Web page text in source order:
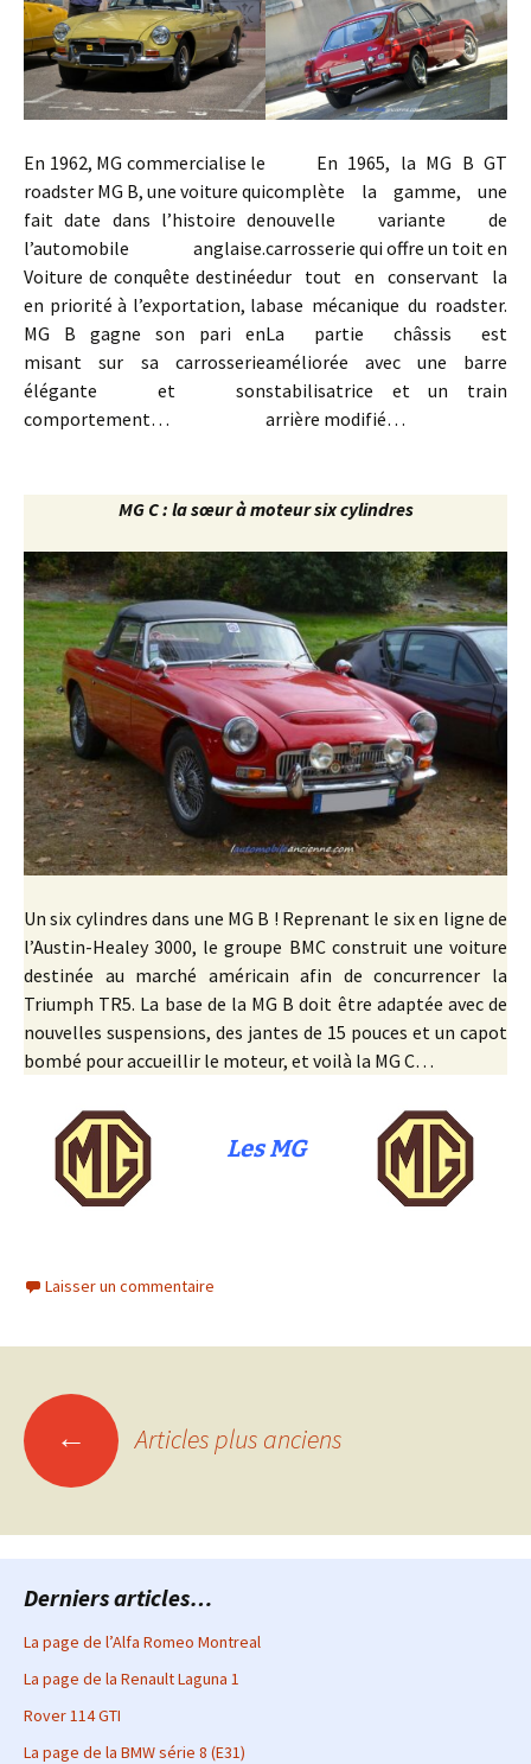
En 1962, MG commercialise le
roadster MG B, une voiture qui
fait date dans l’histoire de
l’automobile anglaise.
Voiture de conquête destinée
en priorité à l’exportation, la
MG B gagne son pari en
misant sur sa carrosserie
élégante et son
comportement…
En 1965, la MG B GT
complète la gamme, une
nouvelle variante de
carrosserie qui offre un toit en
dur tout en conservant la
base mécanique du roadster.
La partie châssis est
améliorée avec une barre
stabilisatrice et un train
arrière modifié…
MG C : la sœur à moteur six cylindres
Un six cylindres dans une MG B ! Reprenant le six en ligne de
l’Austin-Healey 3000, le groupe BMC construit une voiture
destinée au marché américain afin de concurrencer la
Triumph TR5. La base de la MG B doit être adaptée avec de
nouvelles suspensions, des jantes de 15 pouces et un capot
bombé pour accueillir le moteur, et voilà la MG C…
Les MG
Laisser un commentaire
Navigation
des
articles
← Articles plus anciens
Derniers articles…
La page de l’Alfa Romeo Montreal
La page de la Renault Laguna 1
Rover 114 GTI
La page de la BMW série 8 (E31)